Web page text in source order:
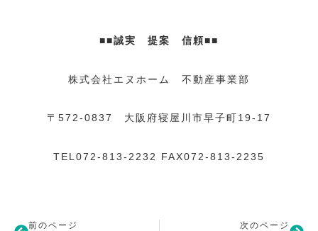
■■誠実 提案 信頼■■
株式会社エヌホーム 不動産事業部
〒572-0837 大阪府寝屋川市早子町19-17
TEL072-813-2232 FAX072-813-2235
前のページ
次のページ